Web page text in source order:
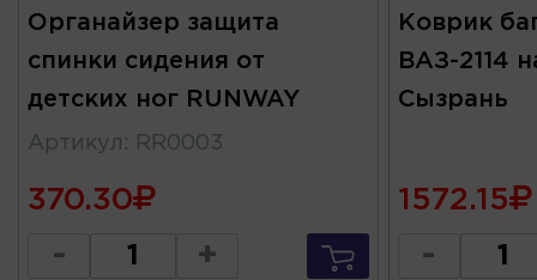
Органайзер защита
спинки сидения от
детских ног RUNWAY
Артикул : RR0003
370.30
- +
Коврик
ВАЗ-2114
Сызрань
1572.15
-